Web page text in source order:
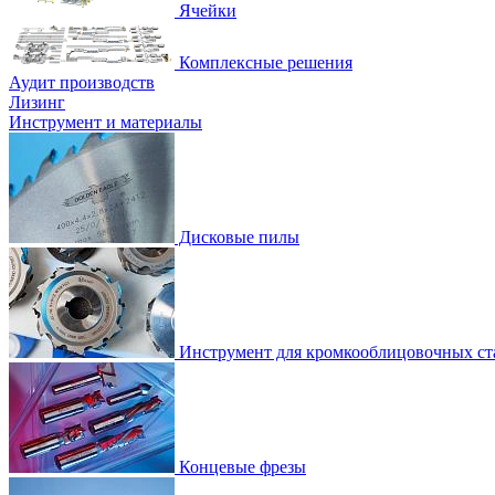
Ячейки
Комплексные решения
Аудит производств
Лизинг
Инструмент и материалы
Дисковые пилы
Инструмент для кромкооблицовочных
Концевые фрезы